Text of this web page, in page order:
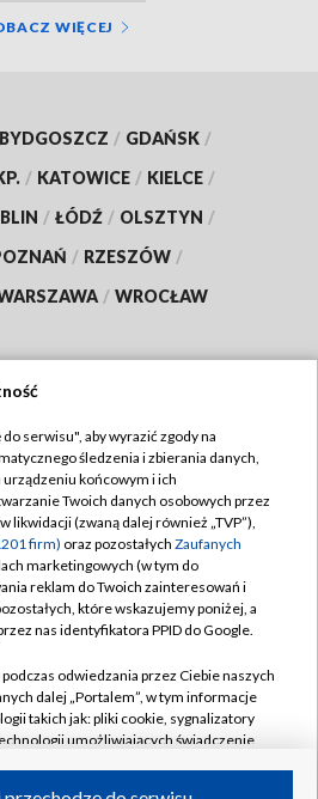
WIĘCEJ
BYDGOSZCZ / GDAŃSK /
/ KATOWICE / KIELCE /
/ ŁÓDŹ / OLSZTYN /
/ RZESZÓW /
/ WROCŁAW
TVP
TVP
prywatności
Moje zgody
Pomoc
Kontakt
Kanały
serwisu", aby wyrazić zgody na
śledzenia i zbierania danych,
końcowym i ich
Twoich danych osobowych przez
likwidacji (zwaną dalej również „TVP”),
firm) oraz pozostałych Zaufanych
marketingowych (w tym do
reklam do Twoich zainteresowań i
które wskazujemy poniżej, a
nas identyfikatora PPID do Google.
odwiedzania przez Ciebie naszych
dalej „Portalem”, w tym informacje
takich jak: pliki cookie, sygnalizatory
umożliwiających świadczenie